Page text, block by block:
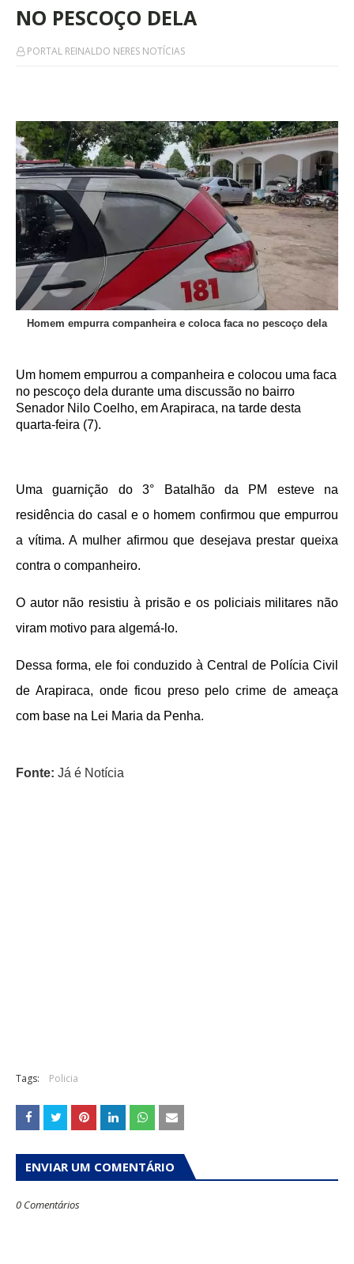
NO PESCOÇO DELA
PORTAL REINALDO NERES NOTÍCIAS
Homem empurra companheira e coloca faca no pescoço dela
Um homem empurrou a companheira e colocou uma faca
no pescoço dela durante uma discussão no bairro
Senador Nilo Coelho, em Arapiraca, na tarde desta
quarta-feira (7).
Uma guarnição do 3° Batalhão da PM esteve na
residência do casal e o homem confirmou que empurrou
a vítima. A mulher afirmou que desejava prestar queixa
contra o companheiro.
O autor não resistiu à prisão e os policiais militares não
viram motivo para algemá-lo.
Dessa forma, ele foi conduzido à Central de Polícia Civil
de Arapiraca, onde ficou preso pelo crime de ameaça
com base na Lei Maria da Penha.
Fonte: Já é Notícia
Tags: Policia
ENVIAR UM COMENTÁRIO
0 Comentários